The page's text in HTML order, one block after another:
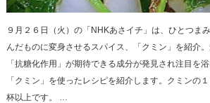
９月２６日（火）の「NHKあさイチ」は、ひとつま
んだものに変身させるスパイス、「クミン」を紹介
「抗糖化作用」が期待できる成分が発見され注目を
「クミン」を使ったレシピを紹介します。クミンの
杯以上です。 …